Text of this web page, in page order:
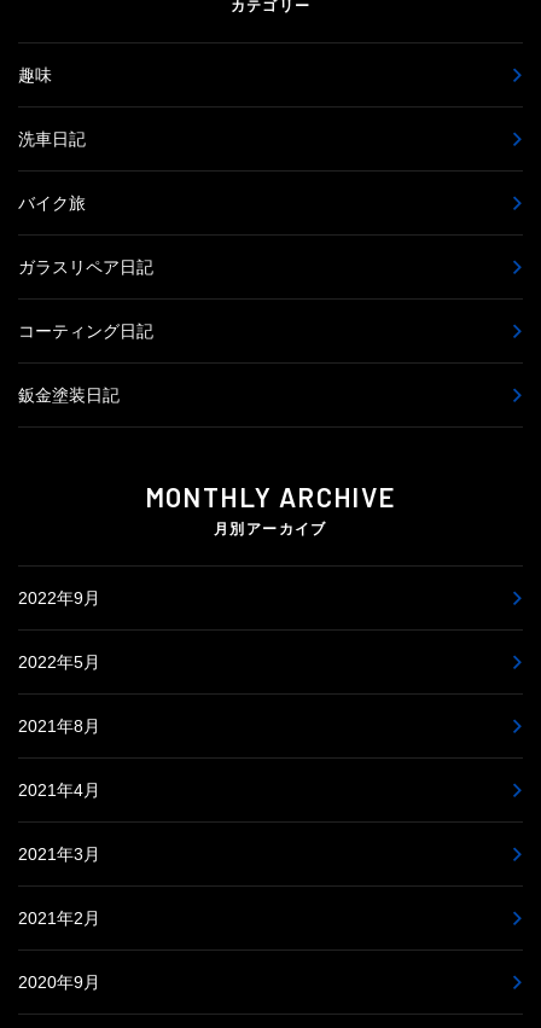
カテゴリー
趣味
洗車日記
バイク旅
ガラスリペア日記
コーティング日記
鈑金塗装日記
MONTHLY ARCHIVE
月別アーカイブ
2022年9月
2022年5月
2021年8月
2021年4月
2021年3月
2021年2月
2020年9月